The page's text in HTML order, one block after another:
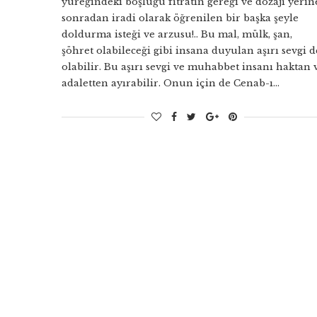
sonradan iradi olarak öğrenilen bir başka şeyle
doldurma isteği ve arzusu!.. Bu mal, mülk, şan,
şöhret olabileceği gibi insana duyulan aşırı sevgi
olabilir. Bu aşırı sevgi ve muhabbet insanı haktan
adaletten ayırabilir. Onun için de Cenab-ı…